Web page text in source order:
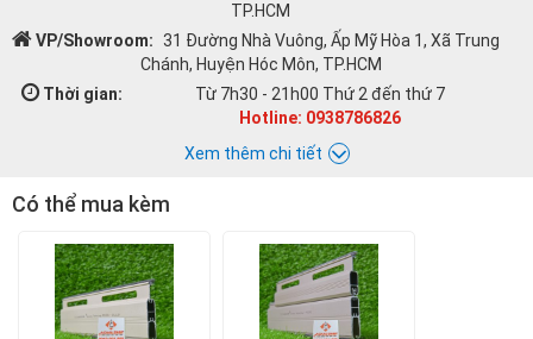
TP.HCM
VP/Showroom:
31 Đường Nhà Vuông, Ấp Mỹ Hòa 1, Xã Trung
Chánh, Huyện Hóc Môn, TP.HCM
Thời gian:
Từ 7h30 - 21h00 Thứ 2 đến thứ 7
Hotline: 0938786826
Xem thêm chi tiết
Chat với Á CHÂU:
Á CHÂU
0938786826
Email:cuacuonachau@gmail.com
Có thể mua kèm